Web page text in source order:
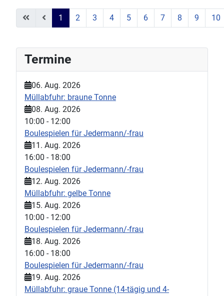
Seite 1 von 45
1 2 3 4 5 6 7 8 9 10
Termine
06. Aug. 2026
Müllabfuhr: braune Tonne
08. Aug. 2026
10:00 - 12:00
Boulespielen für Jedermann/-frau
11. Aug. 2026
16:00 - 18:00
Boulespielen für Jedermann/-frau
12. Aug. 2026
Müllabfuhr: gelbe Tonne
15. Aug. 2026
10:00 - 12:00
Boulespielen für Jedermann/-frau
18. Aug. 2026
16:00 - 18:00
Boulespielen für Jedermann/-frau
19. Aug. 2026
Müllabfuhr: graue Tonne (14-tägig und 4-